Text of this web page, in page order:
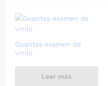
Guantes examen de
vinilo
Leer más